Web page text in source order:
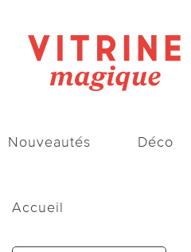
Nouveautés Déco
Accueil